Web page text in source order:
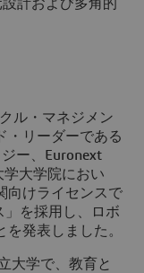
計および多角的
ル・マネジメン
・リーダーである
ー、Euronext
学大学院におい
向けライセンスで
」を採用し、ロボ
発表しました。
大学で、教育と